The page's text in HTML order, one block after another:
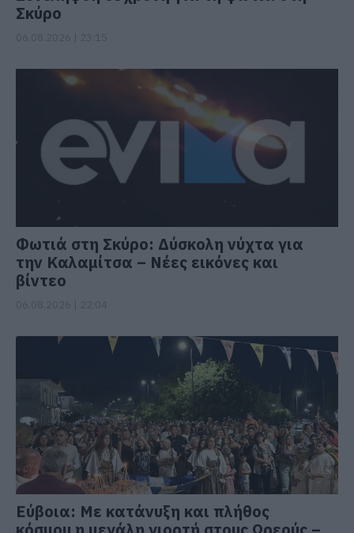
Σκύρο
Φωτιά στη Σκύρο: Δύσκολη νύχτα για
την Καλαμίτσα – Νέες εικόνες και
βίντεο
Εύβοια: Με κατάνυξη και πλήθος